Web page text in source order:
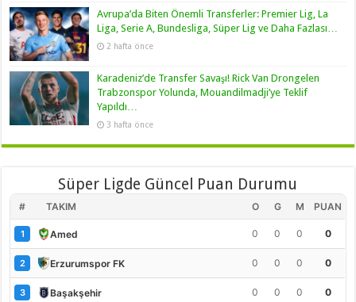
Avrupa’da Biten Önemli Transferler: Premier Lig, La
Liga, Serie A, Bundesliga, Süper Lig ve Daha Fazlası…
2 hafta önce
Karadeniz’de Transfer Savaşı! Rick Van Drongelen
Trabzonspor Yolunda, Mouandilmadji’ye Teklif
Yapıldı…
3 hafta önce
Süper Ligde Güncel Puan Durumu
# TAKIM O G M PUAN
1 Amed 0 0 0 0
2 Erzurumspor FK 0 0 0 0
3 Başakşehir 0 0 0 0